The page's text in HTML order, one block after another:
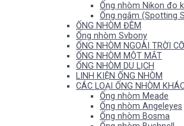
Ống nhòm Nikon đo
Ống ngắm (Spotting
ỐNG NHÒM ĐÊM
Ống nhòm Svbony
ỐNG NHÒM NGOÀI TRỜI
ỐNG NHÒM MỘT MẮT
ỐNG NHÒM DU LỊCH
LINH KIỆN ỐNG NHÒM
CÁC LOẠI ỐNG NHÒM
Ống nhòm Meade
Ống nhòm Angeleyes
Ống nhòm Bosma